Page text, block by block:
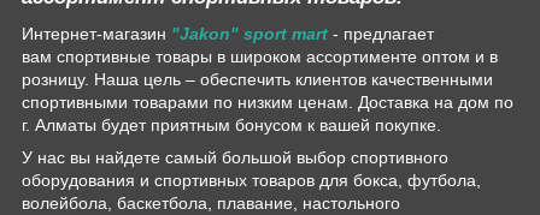
Интернет-магазин "Jakon" sport mart - предлагает
вам спортивные товары в широком ассортименте оптом и в
розницу. Наша цель – обеспечить клиентов качественными
спортивными товарами по низким ценам. Доставка на дом по
г. Алматы будет приятным бонусом к вашей покупке.
У нас вы найдете самый большой выбор спортивного
оборудования и спортивных товаров для бокса, футбола,
волейбола, баскетбола, плавание, настольного